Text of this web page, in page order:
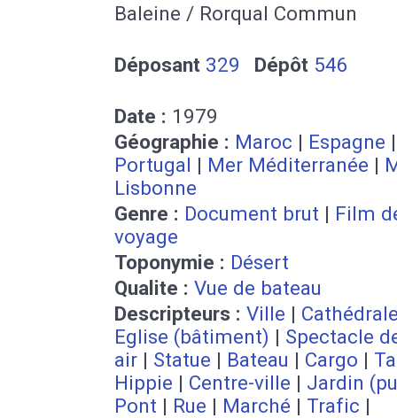
Baleine / Rorqual Commun
Déposant 329 Dépôt 546
Date : 1979
Géographie : Maroc | Espagne
Portugal | Mer Méditerranée |
Lisbonne
Genre : Document brut | Film
voyage
Toponymie : Désert
Qualite : Vue de bateau
Descripteurs : Ville |
Eglise (bâtiment) | Spectacle
air | Statue | Bateau | Cargo |
Hippie | Centre-ville | Jardin
Pont | Rue | Marché | Trafic |